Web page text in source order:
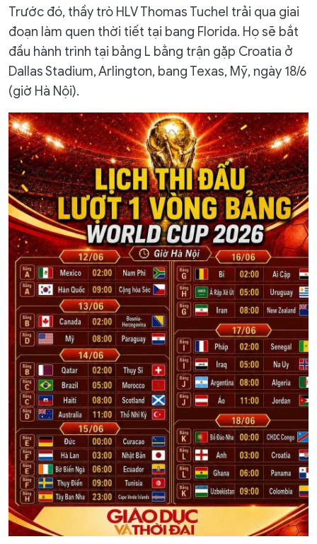
Trước đó, thầy trò HLV Thomas Tuchel trải qua giai
đoạn làm quen thời tiết tại bang Florida. Họ sẽ bắt
đầu hành trình tại bảng L bằng trận gặp Croatia ở
Dallas Stadium, Arlington, bang Texas, Mỹ, ngày 18/6
(giờ Hà Nội).